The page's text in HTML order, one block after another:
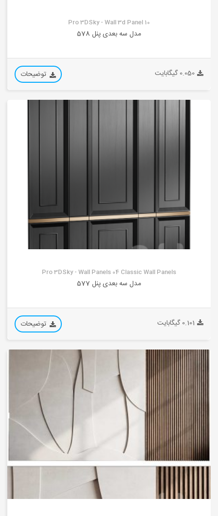
Pro 3DSky - Wall 3d Panel 10
مدل سه بعدی پنل 578
0.050 گیگابایت توضیحات
Pro 3DSky - Wall Panels 04 Classic Wall Panels
مدل سه بعدی پنل 577
0.101 گیگابایت توضیحات